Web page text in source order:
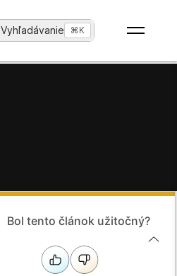
Vyhľadávanie ...⌘K
Bol tento článok užitočný?